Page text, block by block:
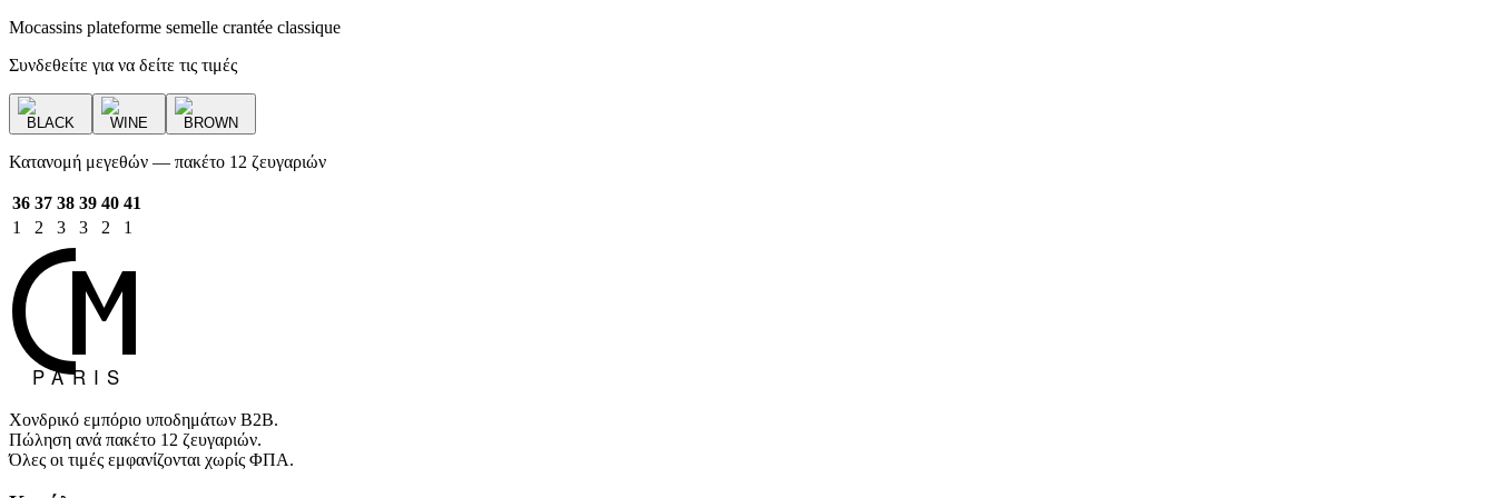
Mocassins plateforme semelle crantée classique
Συνδεθείτε για να δείτε τις τιμές
BLACK WINE BROWN
Κατανομή μεγεθών — πακέτο 12 ζευγαριών
36 37 38 39 40 41
1
2 3 3 2 1
Χονδρικό εμπόριο υποδημάτων B2B.
Πώληση ανά πακέτο 12 ζευγαριών.
Όλες οι τιμές εμφανίζονται χωρίς ΦΠΑ.